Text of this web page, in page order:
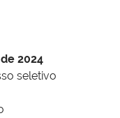
2024
seletivo